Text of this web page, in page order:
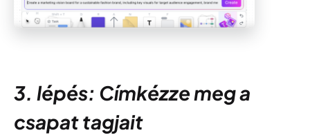
3. lépés: Címkézze meg a
csapat tagjait